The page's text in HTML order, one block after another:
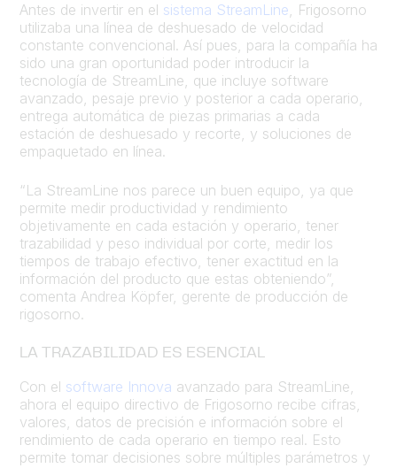
Antes de invertir en el sistema StreamLine, Frigosorno
utilizaba una línea de deshuesado de velocidad
constante convencional. Así pues, para la compañía ha
sido una gran oportunidad poder introducir la
tecnología de StreamLine, que incluye software
avanzado, pesaje previo y posterior a cada operario,
entrega automática de piezas primarias a cada
estación de deshuesado y recorte, y soluciones de
empaquetado en línea.
“La StreamLine nos parece un buen equipo, ya que
permite medir productividad y rendimiento
objetivamente en cada estación y operario, tener
trazabilidad y peso individual por corte, medir los
tiempos de trabajo efectivo, tener exactitud en la
información del producto que estas obteniendo”,
comenta Andrea Köpfer, gerente de producción de
rigosorno.
LA TRAZABILIDAD ES ESENCIAL
Con el software Innova avanzado para StreamLine,
ahora el equipo directivo de Frigosorno recibe cifras,
valores, datos de precisión e información sobre el
rendimiento de cada operario en tiempo real. Esto
permite tomar decisiones sobre múltiples parámetros y